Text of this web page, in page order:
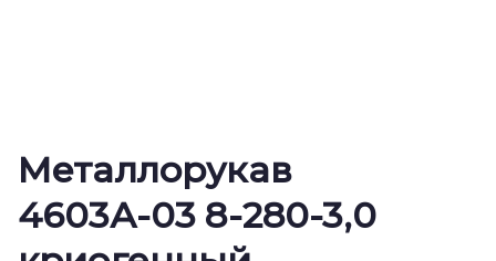
Металлорукав
4603А-03 8-280-3,0